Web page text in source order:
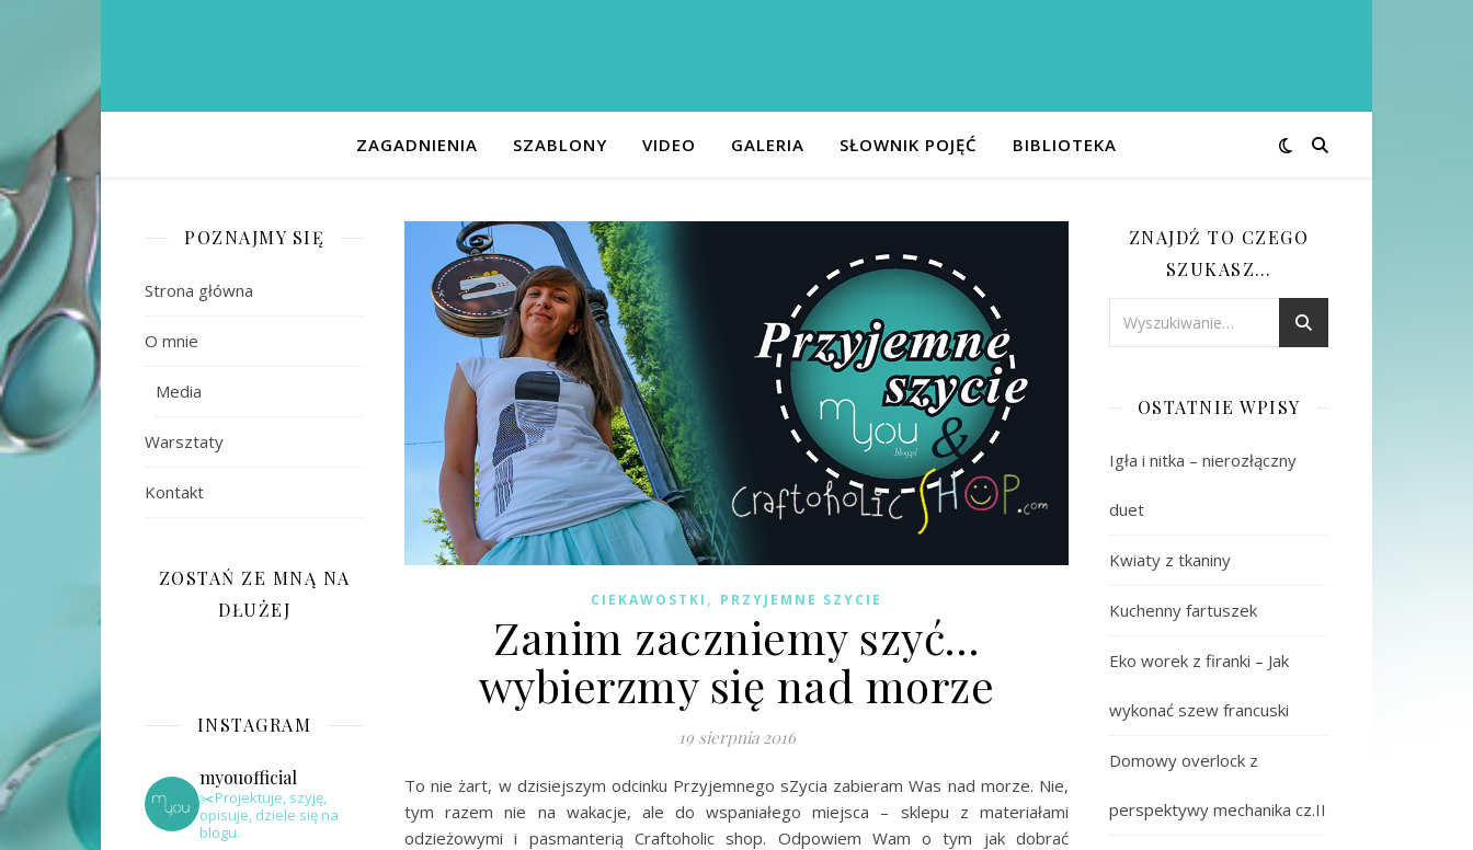
ZAGADNIENIA SZABLONY VIDEO GALERIA SŁOWNIK POJĘĆ BIBLIOTEKA
POZNAJMY SIĘ
Strona główna
O mnie
Media
Warsztaty
Kontakt
ZOSTAŃ ZE MNĄ NA
DŁUŻEJ
INSTAGRAM
myouofficial
✂️Projektuje, szyję,
opisuje, dziele się na
blogu.
CIEKAWOSTKI , PRZYJEMNE SZYCIE
Zanim zaczniemy szyć…
wybierzmy się nad morze
19 sierpnia 2016
To nie żart, w dzisiejszym odcinku Przyjemnego sZycia zabieram Was nad morze. Nie,
tym razem nie na wakacje, ale do wspaniałego miejsca – sklepu z materiałami
odzieżowymi i pasmanterią Craftoholic shop. Odpowiem Wam o tym jak dobrać
ZNAJDŹ TO CZEGO
SZUKASZ…
OSTATNIE WPISY
Igła i nitka – nierozłączny
duet
Kwiaty z tkaniny
Kuchenny fartuszek
Eko worek z firanki – Jak
wykonać szew francuski
Domowy overlock z
perspektywy mechanika cz.II